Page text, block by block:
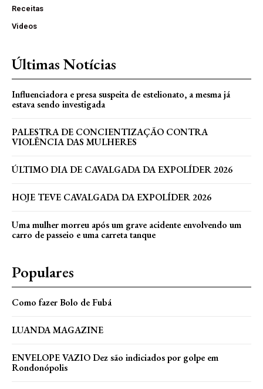
Receitas
Videos
Últimas Notícias
Influenciadora e presa suspeita de estelionato, a mesma já
estava sendo investigada
PALESTRA DE CONCIENTIZAÇÃO CONTRA
VIOLÊNCIA DAS MULHERES
ÚLTIMO DIA DE CAVALGADA DA EXPOLÍDER 2026
HOJE TEVE CAVALGADA DA EXPOLÍDER 2026
Uma mulher morreu após um grave acidente envolvendo um
carro de passeio e uma carreta tanque
Populares
Como fazer Bolo de Fubá
LUANDA MAGAZINE
ENVELOPE VAZIO Dez são indiciados por golpe em
Rondonópolis